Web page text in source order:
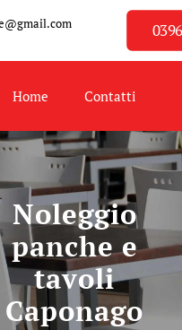
Home Contatti
Noleggio
panche e
tavoli
Caponago